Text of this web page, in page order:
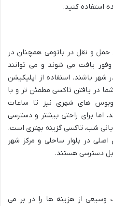
استفاده کنید.
و نقل در باتومی همچنان در
یافت می شوند و می توانند
شهر باشند. استفاده از اپلیکیشن
در یافتن تاکسی مطمئن تر و با
های شهری نیز تا ساعات
برای راحتی بیشتر و دسترسی
شب، تاکسی گزینه بهتری است.
در بلوار ساحلی و مرکز شهر
دسترسی هستند.
وسیعی از هزینه ها را در بر می